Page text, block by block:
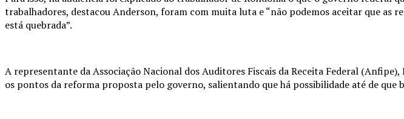
trabalhadores, destacou Anderson, foram com muita luta e “não podemos aceitar que as
está quebrada”.
A representante da Associação Nacional dos Auditores Fiscais da Receita Federal
os pontos da reforma proposta pelo governo, salientando que há possibilidade até de